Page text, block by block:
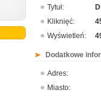
Tytuł:
Kliknięć:
Wyświetleń:
Dodatkowe
Adres:
Miasto: